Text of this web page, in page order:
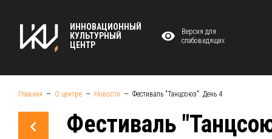
ИННОВАЦИОННЫЙ
КУЛЬТУРНЫЙ
ЦЕНТР
Версия для
слабовидящих
Главная О центре Новости Фестиваль "Танцсоюз". День 4
Фестиваль